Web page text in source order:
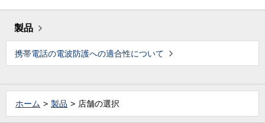
製品
携帯電話の電波防護への適合性について
ホーム 製品 店舗の選択